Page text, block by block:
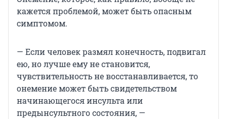
кажется проблемой, может быть опасным
симптомом.
— Если человек размял конечность, подвигал
ею, но лучше ему не становится,
чувствительность не восстанавливается, то
онемение может быть свидетельством
начинающегося инсульта или
предынсультного состояния, —